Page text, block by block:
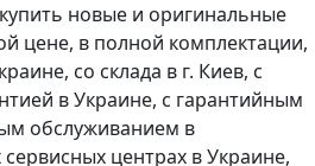
купить новые и оригинальные
цене, в полной комплектации,
со склада в г. Киев, с
в Украине, с гарантийным
обслуживанием в
центрах в Украине,